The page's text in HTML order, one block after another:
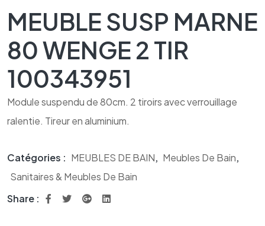
MEUBLE SUSP MARNE
80 WENGE 2 TIR
100343951
Module suspendu de 80cm. 2 tiroirs avec verrouillage
ralentie. Tireur en aluminium.
Catégories : MEUBLES DE BAIN, Meubles De Bain,
Sanitaires & Meubles De Bain
Share :